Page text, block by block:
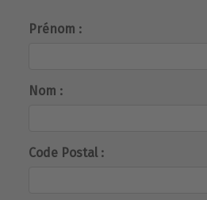
Prénom :
Nom :
Code Postal :